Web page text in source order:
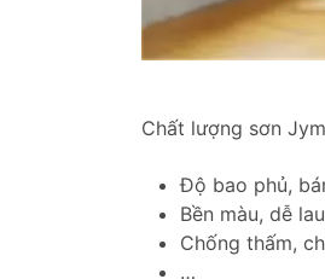
Chất lượng sơn
Độ bao phủ,
Bền màu, dễ
Chống thấm,
…